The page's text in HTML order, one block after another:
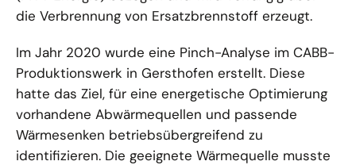
die Verbrennung von Ersatzbrennstoff erzeugt.
Im Jahr 2020 wurde eine Pinch-Analyse im CABB-
Produktionswerk in Gersthofen erstellt. Diese
hatte das Ziel, für eine energetische Optimierung
vorhandene Abwärmequellen und passende
Wärmesenken betriebsübergreifend zu
identifizieren. Die geeignete Wärmequelle musste